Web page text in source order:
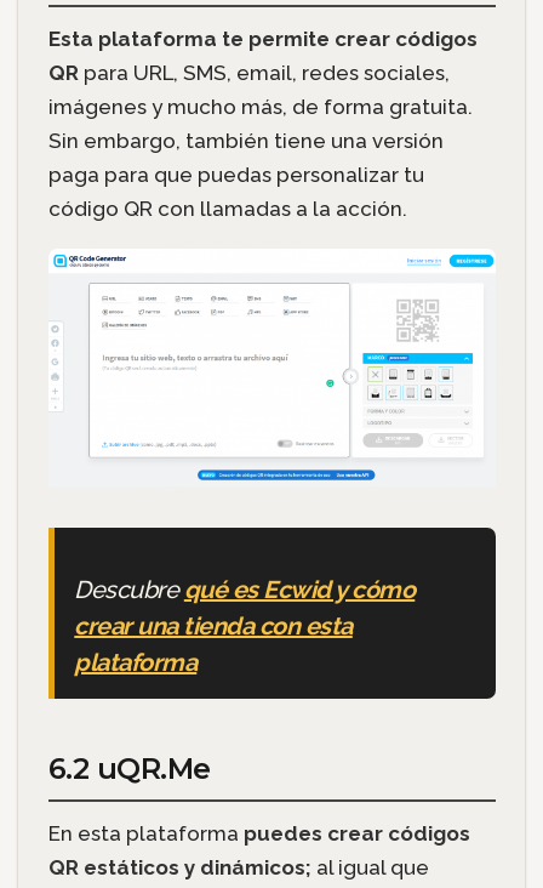
Esta plataforma te permite crear códigos
QRpara URL, SMS, email, redes sociales,
imágenes y mucho más, de forma gratuita.
Sin embargo, también tiene una versión
paga para que puedas personalizar tu
código QR con llamadas a la acción.
Descubrequé es Ecwid y cómo
crear una tienda con esta
plataforma
6.2 uQR.Me
En esta plataforma puedes crear códigos
QR estáticos y dinámicos; al igual que